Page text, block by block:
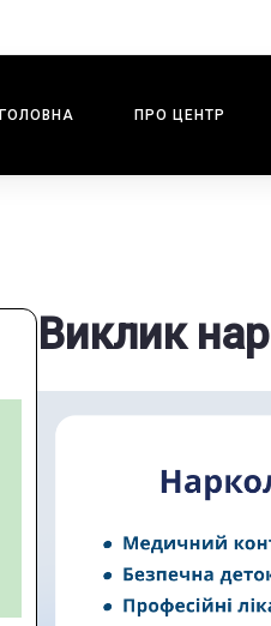
ГОЛОВНА ПРО ЦЕНТР
Виклик